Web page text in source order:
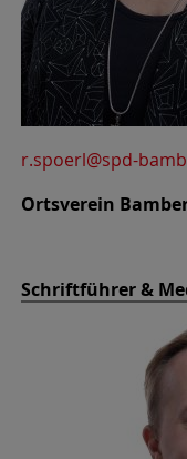
r.spoerl@spd-
Ortsverein
Schriftführer &